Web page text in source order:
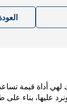
لهي أداة قيمة